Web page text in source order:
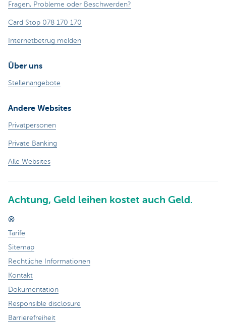
Fragen, Probleme oder Beschwerden?
Card Stop 078 170 170
Internetbetrug melden
Über uns
Stellenangebote
Andere Websites
Privatpersonen
Private Banking
Alle Websites
Achtung, Geld leihen kostet auch Geld.
®
Tarife
Sitemap
Rechtliche Informationen
Kontakt
Dokumentation
Responsible disclosure
Barrierefreiheit